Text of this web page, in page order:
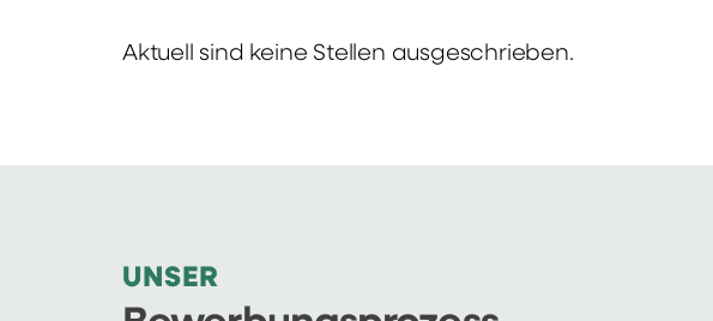
Aktuell sind keine Stellen ausgeschrieben.
UNSER